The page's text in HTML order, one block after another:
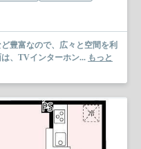
豊富なので、広々と空間を利
、TVインターホン... もっと